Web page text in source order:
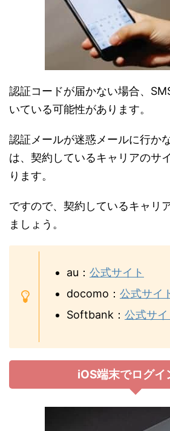
認証コードが届かない場合、
いている可能性があります。
認証メールが迷惑メールに行か
は、契約しているキャリアのサ
ります。
ですので、契約しているキャリ
ましょう。
au： 公式サイト
docomo： 公式サイ
Softbank： 公式サイ
iOS端末でログイ